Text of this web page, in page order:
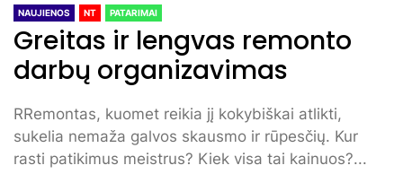
NAUJIENOS NT PATARIMAI
Greitas ir lengvas remonto
darbų organizavimas
RRemontas, kuomet reikia jį kokybiškai atlikti,
sukelia nemaža galvos skausmo ir rūpesčių. Kur
rasti patikimus meistrus? Kiek visa tai kainuos?...